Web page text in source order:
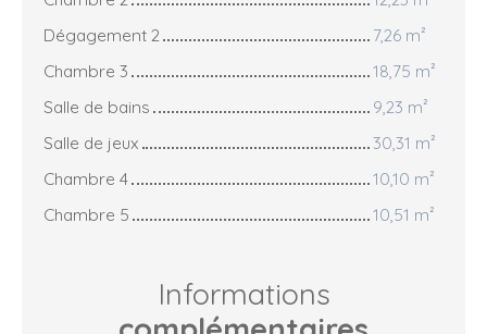
Dégagement 2
7,26 m²
Chambre 3
18,75 m²
Salle de bains
9,23 m²
Salle de jeux
30,31 m²
Chambre 4
10,10 m²
Chambre 5
10,51 m²
Informations